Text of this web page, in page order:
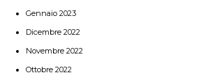
Gennaio 2023
Dicembre 2022
Novembre 2022
Ottobre 2022